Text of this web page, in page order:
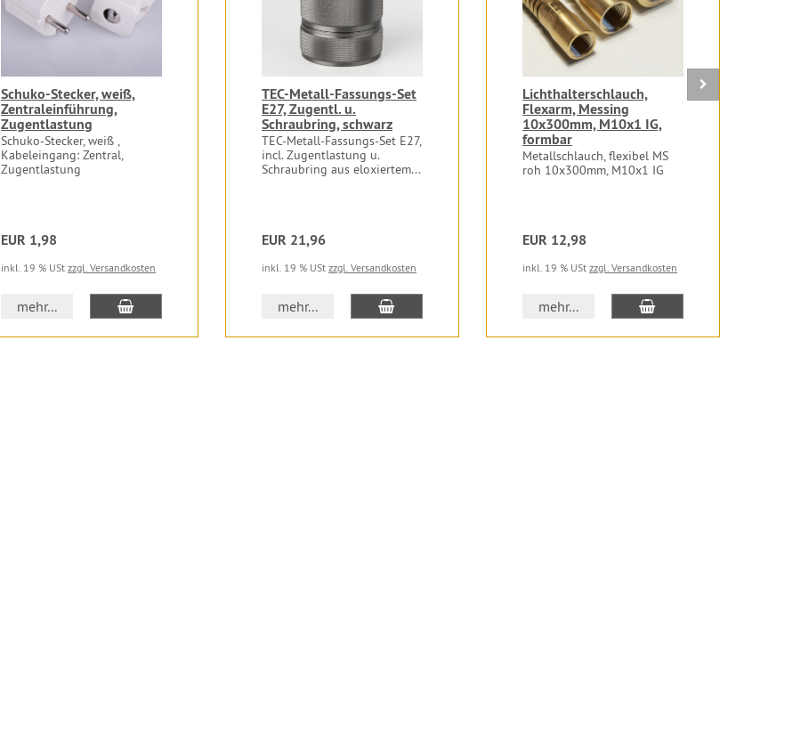
Schuko-Stecker, weiß,
Zentraleinführung,
Zugentlastung
Schuko-Stecker, weiß ,
Kabeleingang: Zentral,
Zugentlastung
EUR 1,98
inkl. 19 % USt zzgl. Versandkosten
mehr... In den Warenkorb
TEC-Metall-Fassungs-Set
E27, Zugentl. u.
Schraubring, schwarz
TEC-Metall-Fassungs-Set E27,
incl. Zugentlastung u.
Schraubring aus eloxiertem...
EUR 21,96
inkl. 19 % USt zzgl. Versandkosten
mehr... In den Warenkorb
Lichthalterschlauch,
Flexarm, Messing
10x300mm, M10x1 IG,
formbar
Metallschlauch, flexibel MS
roh 10x300mm, M10x1 IG
EUR 12,98
inkl. 19 % USt zzgl. Versandkosten
mehr... In den Warenkorb